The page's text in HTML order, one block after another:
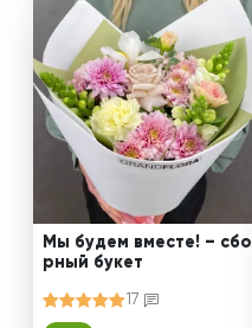
Мы будем вместе! – сбо
рный букет
17